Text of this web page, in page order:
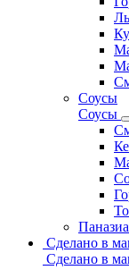
Соусы
Соусы
Сделано в
Сделано в